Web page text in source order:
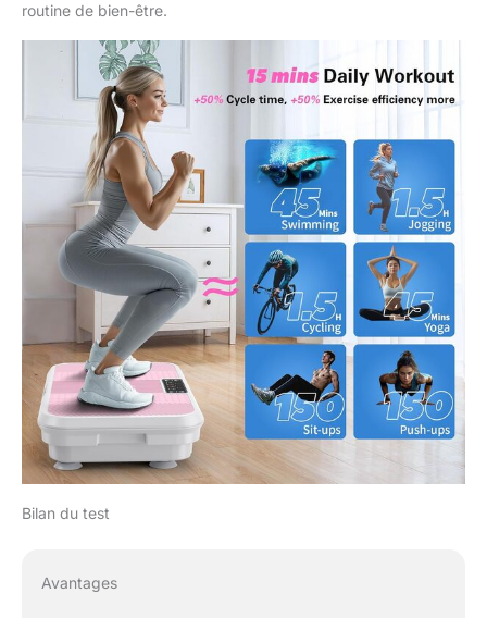
routine de bien-être.
Bilan du test
Avantages